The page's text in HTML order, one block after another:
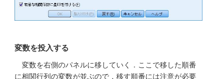
変数を投入する
変数を右側のパネルに移していく．ここで移した順番
に相関行列の変数が並ぶので，移す順番には注意が必要